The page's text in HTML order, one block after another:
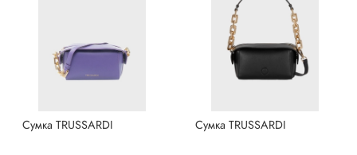
Сумка TRUSSARDI Сумка TRUSSARDI